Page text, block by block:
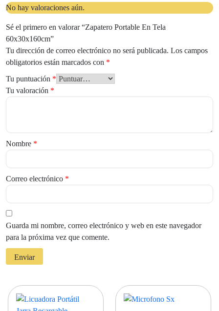
No hay valoraciones aún.
Sé el primero en valorar “Zapatero Portable En Tela
60x30x160cm”
Tu dirección de correo electrónico no será publicada. Los campos
obligatorios están marcados con *
Tu puntuación *
Tu valoración *
Nombre *
Correo electrónico *
Guarda mi nombre, correo electrónico y web en este navegador
para la próxima vez que comente.